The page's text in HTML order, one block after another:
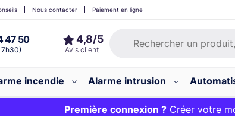
47 50
Nous contacter Paiement en ligne
incendie Alarme intrusion
commande ?20€ OFFERT sur votre panier et
Première connexion ?Créer votre
EXCLU WEB :